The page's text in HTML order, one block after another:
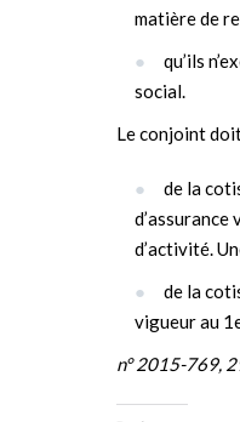
matière de
qu’ils
social.
Le conjoint
de la
d’activité.
de la
vigueur au
n° 2015-769,